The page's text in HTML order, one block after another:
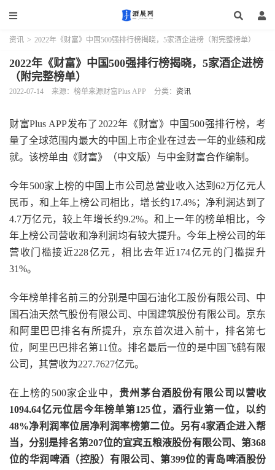
资讯 > 2022年《财富》中国500强排行榜揭晓，5家酒企进榜（附完整榜单）
2022年《财富》中国500强排行榜揭晓，5家酒企进榜
（附完整榜单）
2022-07-14 来源：榜单来源财富Plus APP 分类： 资讯
财富Plus APP发布了2022年《财富》中国500强排行榜，考
量了全球范围内最大的中国上市企业在过去一年的业绩和成
就。该榜单由《财富》（中文版）与中金财富合作编制。
今年500家上榜的中国上市公司总营业收入达到62万亿元人
民币，和上年上榜公司相比，增长约17.4%；净利润达到了
4.7万亿元，较上年增长约9.2%。和上一年的榜单相比，今
年上榜公司营收和净利润均有较大提升。今年上榜公司的年
营收门槛接近228亿元，相比去年近174亿元的门槛提升
31%。
今年榜单排名前三的分别是中国石油化工股份有限公司、中
国石油天然气股份有限公司、中国建筑股份有限公司。京东
和阿里巴巴排名有所提升，京东首次进入前十，排名第七
位，阿里巴巴排名第11位。排名最后一位的是中国飞鹤有限
公司，其营收为227.7627亿元。
在上榜的500家企业中， 贵州茅台酒股份有限公司以营收
1094.64亿元位居今年榜单第125位，酒行业第一位，以约
48%净利润率位居净利润率榜第二位。另有4家酒企进入帮
当，分别是排名第207位的宜宾五粮液股份有限公司、第368
位的华润啤酒（控股）有限公司、第399位的青岛啤酒股份